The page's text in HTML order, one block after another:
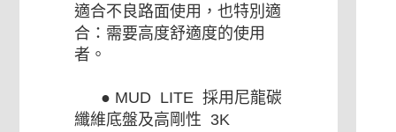
適合不良路面使用，也特別適
合：需要高度舒適度的使用
者。
● MUD LITE 採用尼龍碳
纖維底盤及高剛性 3K